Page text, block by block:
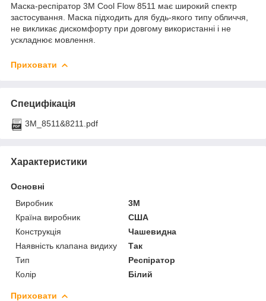
Маска-респіратор 3M Cool Flow 8511 має широкий спектр
застосування. Маска підходить для будь-якого типу обличчя,
не викликає дискомфорту при довгому використанні і не
ускладнює мовлення.
Приховати
Специфікація
3M_8511&8211.pdf
Характеристики
Основні
Виробник
3М
Країна виробник
США
Конструкція
Чашевидна
Наявність клапана видиху
Так
Тип
Респіратор
Колір
Білий
Приховати